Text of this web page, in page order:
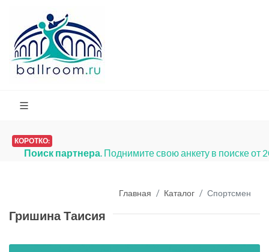
КОРОТКО:
Поиск партнера. Поднимите свою анкету в поиске от
Главная Каталог Спортсмен
Гришина Таисия